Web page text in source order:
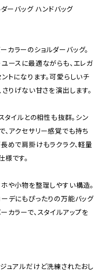
ーバッグ ハンドバッグ
ラーのショルダーバッグ。
ースに最適ながらも、エレガ
トになります。可愛らしいチ
さりげない甘さを演出します。
タイルとの相性も抜群。シン
アクセサリー感覚でも持ち
めで肩掛けもラクラク、軽量
です。
や小物を整理しやすい構造。
デにもぴったりの万能バッグ
カラーで、スタイルアップを
ュアルだけど洗練されたおし